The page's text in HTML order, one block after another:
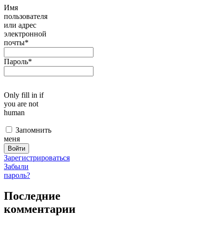
Имя
пользователя
или адрес
электронной
почты*
Пароль*
Only fill in if
you are not
human
Запомнить
меня
Зарегистрироваться
Забыли
пароль?
Последние
комментарии